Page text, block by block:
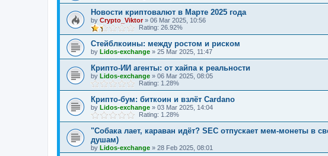
Новости криптовалют в Марте 2025 года
by Crypto_Viktor» 06 Mar 2025, 10:56
Rating: 26.92%
Стейблкоины: между ростом и риском
by Lidos-exchange » 25 Mar 2025, 11:47
Крипто-ИИ агенты: от хайпа к реальности
by Lidos-exchange » 06 Mar 2025, 08:05
Rating: 1.28%
Крипто-бум: биткоин и взлёт Cardano
by Lidos-exchange » 03 Mar 2025, 14:04
Rating: 1.28%
"Собака лает, караван идёт? SEC отпускает мем-монеты в
душам)
by Lidos-exchange » 28 Feb 2025, 08:01